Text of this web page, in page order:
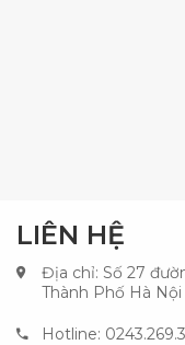
LIÊN HỆ
Địa chỉ: Số 27
Thành Phố Hà Nội
Hotline: